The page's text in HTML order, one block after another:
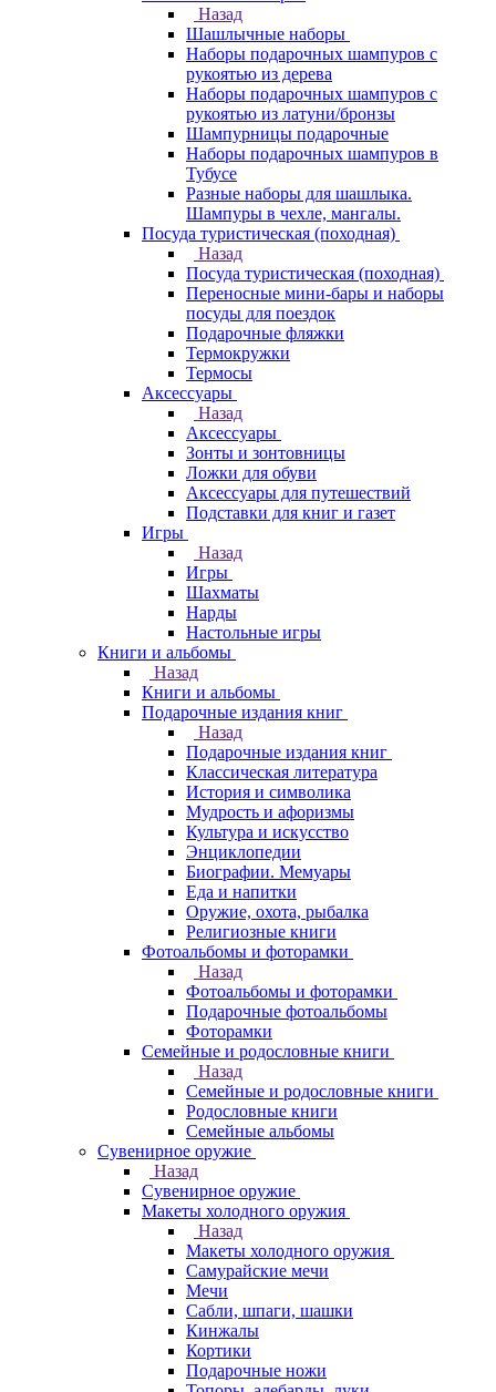
Назад
Шашлычные наборы
Наборы подарочных шампуров с
рукоятью из дерева
Наборы подарочных шампуров с
рукоятью из латуни/бронзы
Шампурницы подарочные
Наборы подарочных шампуров в
Тубусе
Разные наборы для шашлыка.
Шампуры в чехле, мангалы.
Посуда туристическая (походная)
Назад
Посуда туристическая (походная)
Переносные мини-бары и наборы
посуды для поездок
Подарочные фляжки
Термокружки
Термосы
Аксессуары
Назад
Аксессуары
Зонты и зонтовницы
Ложки для обуви
Аксессуары для путешествий
Подставки для книг и газет
Игры
Назад
Игры
Шахматы
Нарды
Настольные игры
Книги и альбомы
Назад
Книги и альбомы
Подарочные издания книг
Назад
Подарочные издания книг
Классическая литература
История и символика
Мудрость и афоризмы
Культура и искусство
Энциклопедии
Биографии. Мемуары
Еда и напитки
Оружие, охота, рыбалка
Религиозные книги
Фотоальбомы и фоторамки
Назад
Фотоальбомы и фоторамки
Подарочные фотоальбомы
Фоторамки
Семейные и родословные книги
Назад
Семейные и родословные книги
Родословные книги
Семейные альбомы
Сувенирное оружие
Назад
Сувенирное оружие
Макеты холодного оружия
Назад
Макеты холодного оружия
Самурайские мечи
Мечи
Сабли, шпаги, шашки
Кинжалы
Кортики
Подарочные ножи